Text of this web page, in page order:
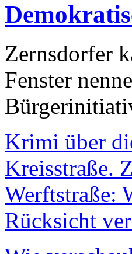
Zernsdorfer
Fenster
Krimi über
Kreisstraße.
Werftstraße:
Rücksicht